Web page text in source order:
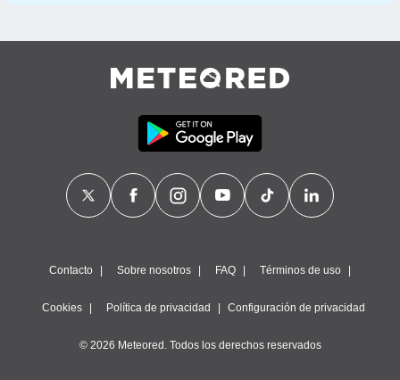
Contacto Sobre nosotros FAQ Términos de uso
Cookies Política de privacidad Configuración de privacidad
© 2026 Meteored. Todos los derechos reservados